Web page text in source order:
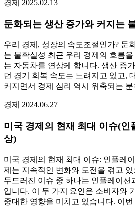
경제 2025.02.13
둔화되는 생산 증가와 커지는
우리 경제, 성장의 속도조절인가? 둔
는 불확실성 최근 우리 경제의 흐름
는 자동차를 연상케 합니다. 생산 증
던 경기 회복 속도는 느려지고 있고,
커지면서 경제 심리 역시 위축되는
경제 2024.06.27
미국 경제의 현재 최대 이슈(인
상)
미국 경제의 현재 최대 이슈: 인플레
제는 지속적인 변화와 도전을 겪고
두드러진 이슈 중 하나는 인플레이션
입니다. 이 두 가지 요인은 소비자와
중대한 영향을 미치고 있습니다. 이번